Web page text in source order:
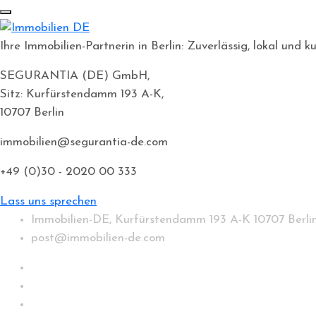
Ihre Immobilien-Partnerin in Berlin: Zuverlässig, lokal und
SEGURANTIA (DE) GmbH,
Sitz: Kurfürstendamm 193 A-K,
10707 Berlin
immobilien@segurantia-de.com
+49 (0)30 - 2020 00 333
Lass uns sprechen
Immobilien-DE, Kurfürstendamm 193 A-K 10707
post@immobilien-de.com